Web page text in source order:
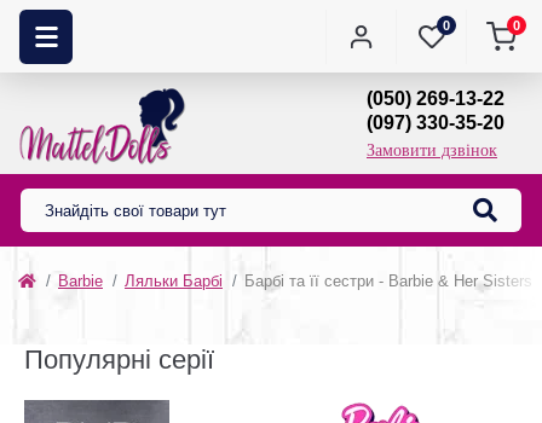
0 0
(050) 269-13-22
(097) 330-35-20
Замовити дзвінок
Barbie Ляльки Барбі Барбі та її сестри - Barbie & Her Sisters
Популярні серії